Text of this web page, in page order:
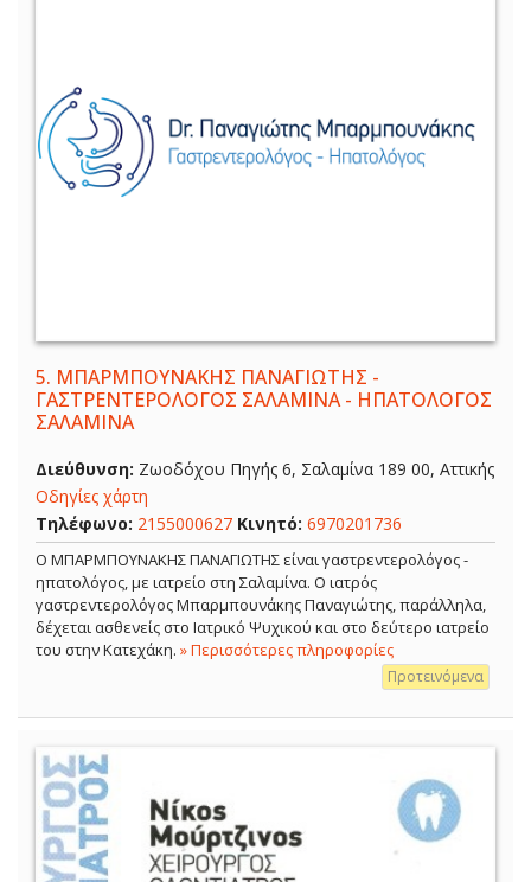
5. ΜΠΑΡΜΠΟΥΝΑΚΗΣ ΠΑΝΑΓΙΩΤΗΣ -
ΓΑΣΤΡΕΝΤΕΡΟΛΟΓΟΣ ΣΑΛΑΜΙΝΑ - ΗΠΑΤΟΛΟΓΟΣ
ΣΑΛΑΜΙΝΑ
Διεύθυνση: Ζωοδόχου Πηγής 6, Σαλαμίνα 189 00, Αττικής
Οδηγίες χάρτη
Τηλέφωνο: 2155000627 Κινητό: 6970201736
Ο ΜΠΑΡΜΠΟΥΝΑΚΗΣ ΠΑΝΑΓΙΩΤΗΣ είναι γαστρεντερολόγος -
ηπατολόγος, με ιατρείο στη Σαλαμίνα. Ο ιατρός
γαστρεντερολόγος Μπαρμπουνάκης Παναγιώτης, παράλληλα,
δέχεται ασθενείς στο Ιατρικό Ψυχικού και στο δεύτερο ιατρείο
του στην Κατεχάκη. » Περισσότερες πληροφορίες
Προτεινόμενα